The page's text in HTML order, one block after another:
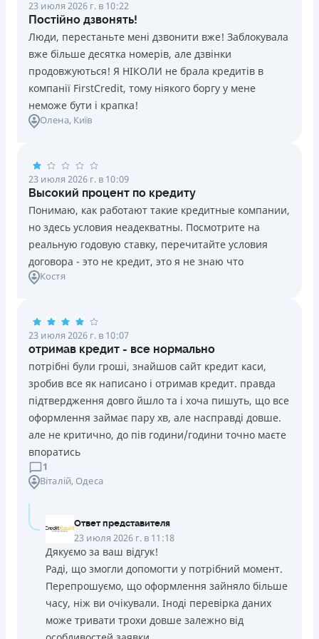
23 июля 2026 г. в 10:22
Постійно дзвонять!
Люди, перестаньте мені дзвонити вже! Заблокувала
вже більше десятка номерів, але дзвінки
продовжуються! Я НІКОЛИ не брала кредитів в
компанії FirstCredit, тому ніякого боргу у мене
неможе бути і крапка!
Олена, Київ
23 июля 2026 г. в 10:09
Высокий процент по кредиту
Понимаю, как работают такие кредитные компании,
но здесь условия неадекватны. Посмотрите на
реальную годовую ставку, перечитайте условия
договора - это не кредит, это я не знаю что
Костя
23 июля 2026 г. в 10:07
отримав кредит - все нормально
потрібні були гроші, знайшов сайт кредит каси,
зробив все як написано і отримав кредит. правда
підтвердження довго йшло та і хоча пишуть, що все
оформлення займає пару хв, але насправді довше.
але не критично, до пів години/години точно маєте
впоратись
1
Віталій, Одеса
Ответ представителя
23 июля 2026 г. в 11:18
Дякуємо за ваш відгук!
Раді, що змогли допомогти у потрібний момент.
Перепрошуємо, що оформлення зайняло більше
часу, ніж ви очікували. Іноді перевірка даних
може тривати трохи довше залежно від